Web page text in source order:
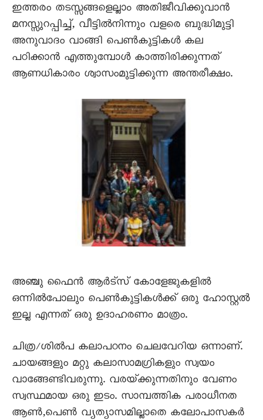
ഇത്തരം തടസ്സങ്ങളെല്ലാം അതിജീവിക്കുവാൻ
മനസ്സുറപ്പിച്ച്, വീട്ടിൽനിന്നും വളരെ ബുദ്ധിമുട്ടി
അനുവാദം വാങ്ങി പെൺകുട്ടികൾ കല
പഠിക്കാൻ എത്തുമ്പോൾ കാത്തിരിക്കുന്നത്
ആണധികാരം ശ്വാസംമുട്ടിക്കുന്ന അന്തരീക്ഷം.
അഞ്ചു ഫൈൻ ആർട്സ് കോളേജുകളിൽ
ഒന്നിൽപോലും പെൺകുട്ടികൾക്ക് ഒരു ഹോസ്റ്റൽ
ഇല്ല എന്നത് ഒരു ഉദാഹരണം മാത്രം.
ചിത്ര/ശില്‍പ കലാപഠനം ചെലവേറിയ ഒന്നാണ്.
ചായങ്ങളും മറ്റു കലാസാമഗ്രികളും സ്വയം
വാങ്ങേണ്ടിവരുന്നു. വരയ്‌ക്കുന്നതിനും വേണം
സ്വസ്ഥമായ ഒരു ഇടം. സാമ്പത്തിക പരാധീനത
ആൺ,പെൺ വ്യത്യാസമില്ലാതെ കലോപാസകർ